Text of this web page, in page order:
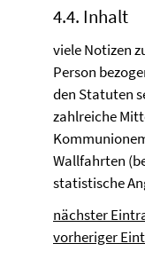
4.4. Inhalt
viele Notizen
Person
den Statuten
zahlreiche
Wallfahrten
statistische
nächster
vorheriger